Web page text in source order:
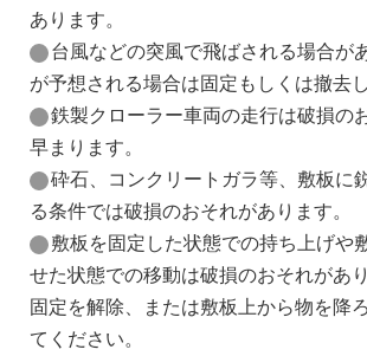
あります。
台風などの突風で飛ばされる場合が
が予想される場合は固定もしくは撤去
鉄製クローラー車両の走行は破損の
早まります。
砕石、コンクリートガラ等、敷板に
る条件では破損のおそれがあります。
敷板を固定した状態での持ち上げや
せた状態での移動は破損のおそれがあ
固定を解除、または敷板上から物を降
てください。